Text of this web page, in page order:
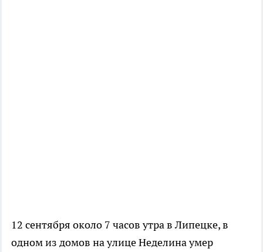
12 сентября около 7 часов утра в Липецке, в
одном из домов на улице Неделина умер